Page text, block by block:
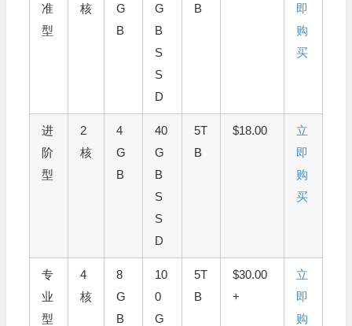
准
型
核
G
B
G
B
S
S
D
B
即
购
买
进
阶
型
2
核
4
G
B
40
G
B
S
S
D
5T
B
$18.00
立
即
购
买
专
业
型
4
核
8
G
B
10
0
G
5T
B
$30.00
+
立
即
购